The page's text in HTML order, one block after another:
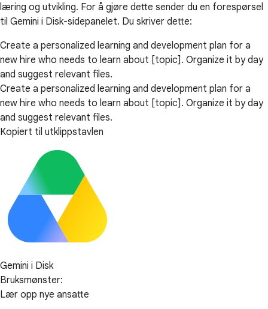
læring og utvikling. For å gjøre dette sender du en forespørsel
til Gemini i Disk-sidepanelet. Du skriver dette:
Create a personalized learning and development plan for a
new hire who needs to learn about [topic]. Organize it by day
and suggest relevant files.
Create a personalized learning and development plan for a
new hire who needs to learn about [topic]. Organize it by day
and suggest relevant files.
Kopiert til utklippstavlen
Gemini i Disk
Bruksmønster:
Lær opp nye ansatte